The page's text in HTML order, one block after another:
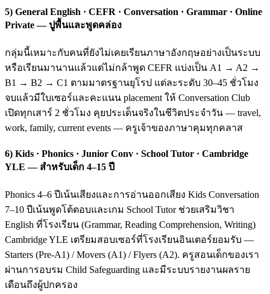
5) General English · CEFR · Conversation · Grammar · Online
Private — ปูพื้นและพูดคล่อง
กลุ่มนี้เหมาะกับคนที่ยังไม่เคยเรียนภาษาอังกฤษอย่างเป็นระบบ
หรือเรียนมานานแล้วแต่ไม่กล้าพูด CEFR แบ่งเป็น A1 → A2 →
B1 → B2 → C1 ตามมาตรฐานยุโรป แต่ละระดับ 30–45 ชั่วโมง
จบแล้วมีใบเซอร์และคะแนน placement ให้ Conversation Club
เปิดทุกเสาร์ 2 ชั่วโมง คุยประเด็นจริงในชีวิตประจำวัน — travel,
work, family, current events — ครูเจ้าของภาษาคุมทุกคลาส
6) Kids · Phonics · Junior Conv · School Tutor · Cambridge
YLE — สำหรับเด็ก 4–15 ปี
Phonics 4–6 ปีเน้นเสียงและการอ่านออกเสียง Kids Conversation
7–10 ปีเน้นพูดโต้ตอบและเกม School Tutor ช่วยเสริมวิชา
English ที่โรงเรียน (Grammar, Reading Comprehension, Writing)
Cambridge YLE เตรียมสอบเซอร์ที่โรงเรียนอินเตอร์ยอมรับ —
Starters (Pre-A1) / Movers (A1) / Flyers (A2). ครูสอนเด็กของเรา
ผ่านการอบรม Child Safeguarding และมีระบบรายงานผลราย
เดือนถึงผู้ปกครอง